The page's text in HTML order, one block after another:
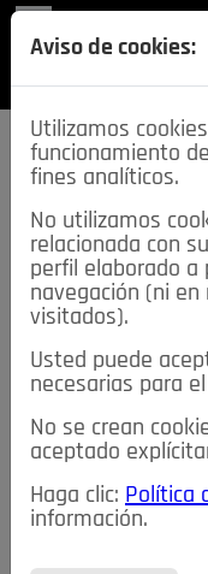
SECCIONES
≡NOTICIAS
NOTICIAS
TABLÓN DE ANUNCIOS
NOSOTROS
Aviso de cookies:
Utilizamos
funcionamiento
fines analíticos.
No utilizamos
relacionada con
perfil elaborado a
navegación (ni
visitados).
Usted puede
necesarias para
No se crean
aceptado
Haga clic: Política
información.